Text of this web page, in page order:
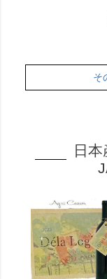
そ
日